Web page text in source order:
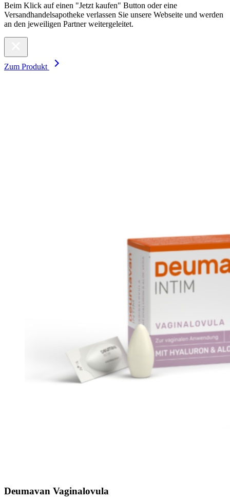
Beim Klick auf einen "Jetzt kaufen" Button oder eine
Versandhandelsapotheke verlassen Sie unsere Webseite und werden
an den jeweiligen Partner weitergeleitet.
Zum Produkt
Deumavan Vaginalovula